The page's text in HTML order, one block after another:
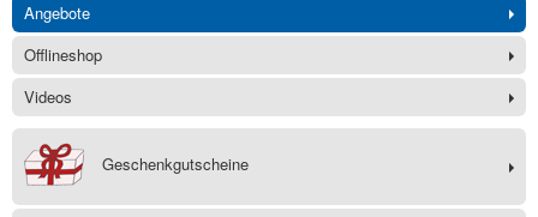
Angebote
Offlineshop
Videos
Geschenkgutscheine